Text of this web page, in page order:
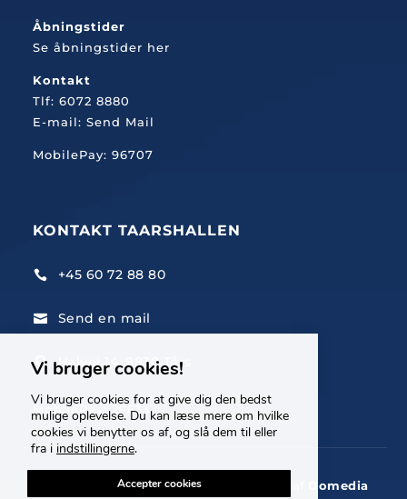
Åbningstider
Se åbningstider her
Kontakt
Tlf:6072 8880
E-mail:Send Mail
MobilePay: 96707
KONTAKT TAARSHALLEN
 +45 60 72 88 80
 Send en mail
 Halvej 14, 9830 Tårs
MobilePay: 29633
© Copyright Tårshallen 2026 - Udarbejdet af Domedia
Vi bruger cookies!
Vi bruger cookies for at give dig den bedst
mulige oplevelse. Du kan læse mere om hvilke
cookies vi benytter os af, og slå dem til eller
fra i indstillingerne.
Accepter cookies